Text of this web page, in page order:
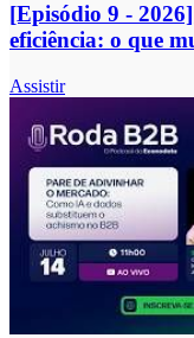
[Episódio 9 -
eficiência: o que
Assistir